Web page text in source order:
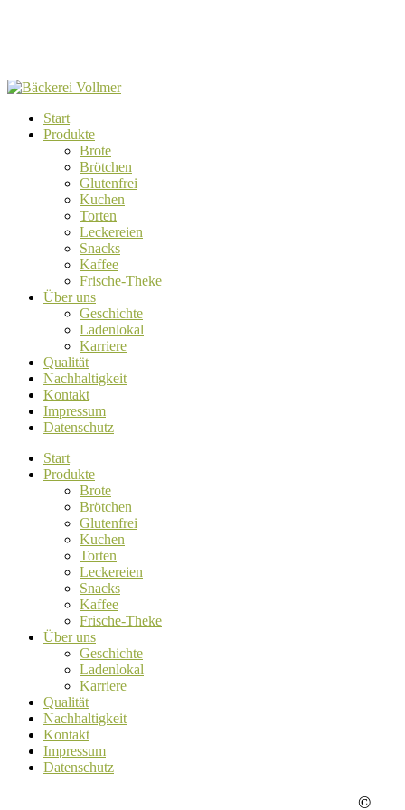
Start
Produkte
Brote
Brötchen
Glutenfrei
Kuchen
Torten
Leckereien
Snacks
Kaffee
Frische-Theke
Über uns
Geschichte
Ladenlokal
Karriere
Qualität
Nachhaltigkeit
Kontakt
Impressum
Datenschutz
Start
Produkte
Brote
Brötchen
Glutenfrei
Kuchen
Torten
Leckereien
Snacks
Kaffee
Frische-Theke
Über uns
Geschichte
Ladenlokal
Karriere
Qualität
Nachhaltigkeit
Kontakt
Impressum
Datenschutz
©